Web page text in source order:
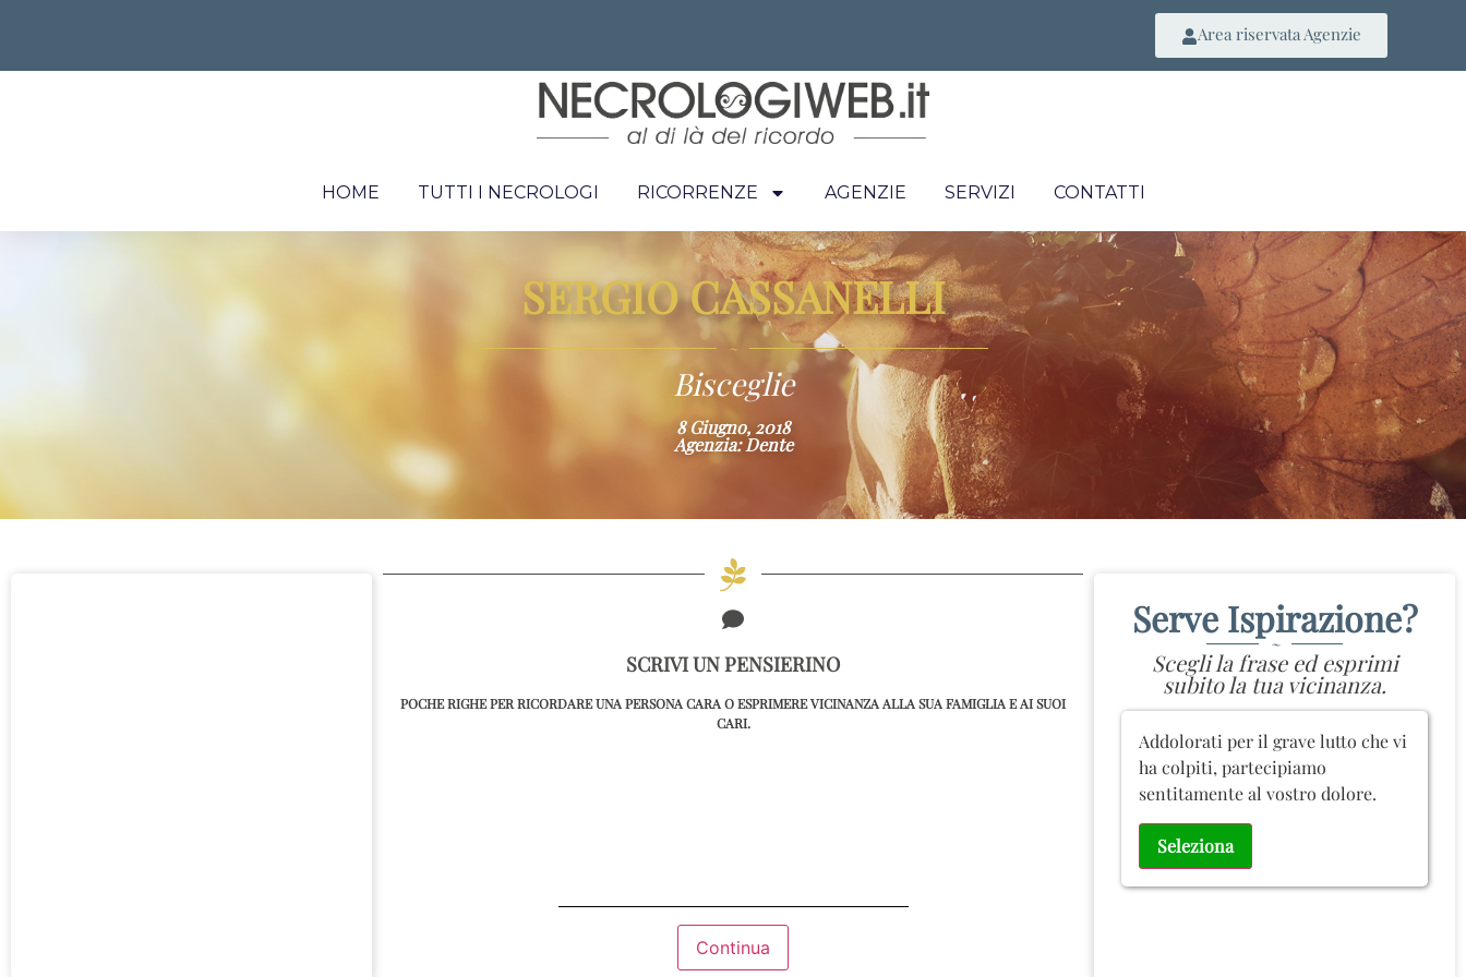
Area riservata Agenzie
HOME TUTTI I NECROLOGI RICORRENZE AGENZIE SERVIZI CONTATTI
SERGIO CASSANELLI
~
Bisceglie
8 Giugno, 2018
Agenzia: Dente
SCRIVI UN PENSIERINO
POCHE RIGHE PER RICORDARE UNA PERSONA CARA O ESPRIMERE VICINANZA ALLA SUA FAMIGLIA E AI SUOI
CARI.
Serve Ispirazione?
~
Scegli la frase ed esprimi
subito la tua vicinanza.
Addolorati per il grave lutto che vi
ha colpiti, partecipiamo
sentitamente al vostro dolore.
Seleziona